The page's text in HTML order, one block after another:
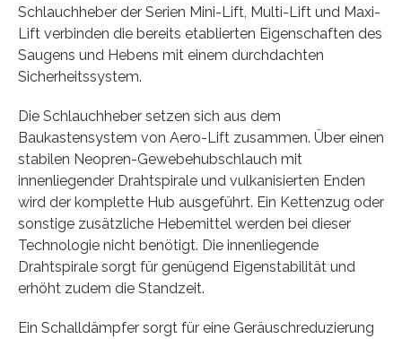
Schlauchheber der Serien Mini-Lift, Multi-Lift und Maxi-
Lift verbinden die bereits etablierten Eigenschaften des
Saugens und Hebens mit einem durchdachten
Sicherheitssystem.
Die Schlauchheber setzen sich aus dem
Baukastensystem von Aero-Lift zusammen. Über einen
stabilen Neopren-Gewebehubschlauch mit
innenliegender Drahtspirale und vulkanisierten Enden
wird der komplette Hub ausgeführt. Ein Kettenzug oder
sonstige zusätzliche Hebemittel werden bei dieser
Technologie nicht benötigt. Die innenliegende
Drahtspirale sorgt für genügend Eigenstabilität und
erhöht zudem die Standzeit.
Ein Schalldämpfer sorgt für eine Geräuschreduzierung